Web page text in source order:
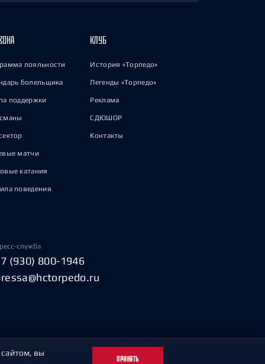
лояльности
болельщика
поддержки
матчи
катания
поведения
КЛУБ
История «Торпедо»
Легенды «Торпедо»
Реклама
СДЮШОР
Контакты
служба
(930) 800-1946
сайтом, вы
ПРИНЯТЬ